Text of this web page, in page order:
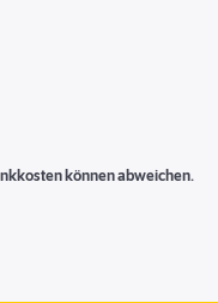
können abweichen.